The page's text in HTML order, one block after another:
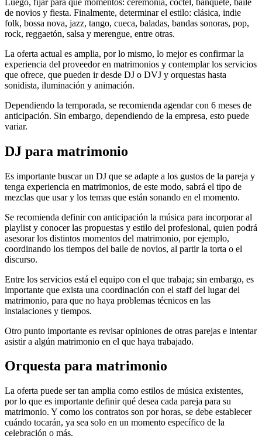
de novios y fiesta. Finalmente, determinar el estilo: clásica, indie
folk, bossa nova, jazz, tango, cueca, baladas, bandas sonoras, pop,
rock, reggaetón, salsa y merengue, entre otras.
La oferta actual es amplia, por lo mismo, lo mejor es confirmar la
experiencia del proveedor en matrimonios y contemplar los servicios
que ofrece, que pueden ir desde DJ o DVJ y orquestas hasta
sonidista, iluminación y animación.
Dependiendo la temporada, se recomienda agendar con 6 meses de
anticipación. Sin embargo, dependiendo de la empresa, esto puede
variar.
DJ para matrimonio
Es importante buscar un DJ que se adapte a los gustos de la pareja y
tenga experiencia en matrimonios, de este modo, sabrá el tipo de
mezclas que usar y los temas que están sonando en el momento.
Se recomienda definir con anticipación la música para incorporar al
playlist y conocer las propuestas y estilo del profesional, quien podrá
asesorar los distintos momentos del matrimonio, por ejemplo,
coordinando los tiempos del baile de novios, al partir la torta o el
discurso.
Entre los servicios está el equipo con el que trabaja; sin embargo, es
importante que exista una coordinación con el staff del lugar del
matrimonio, para que no haya problemas técnicos en las
instalaciones y tiempos.
Otro punto importante es revisar opiniones de otras parejas e intentar
asistir a algún matrimonio en el que haya trabajado.
Orquesta para matrimonio
La oferta puede ser tan amplia como estilos de música existentes,
por lo que es importante definir qué desea cada pareja para su
matrimonio. Y como los contratos son por horas, se debe establecer
cuándo tocarán, ya sea solo en un momento específico de la
celebración o más.